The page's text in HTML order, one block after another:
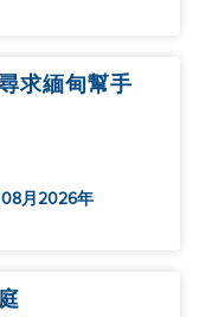
求緬甸幫手
月2026年